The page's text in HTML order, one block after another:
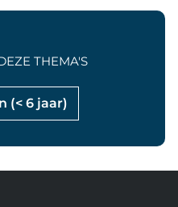
(< 6 jaar)
THEMA'S